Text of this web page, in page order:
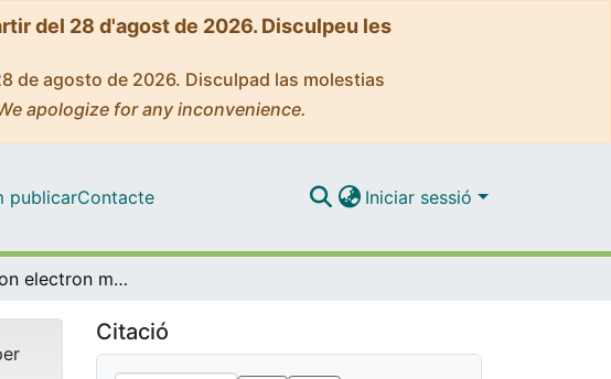
del 28 d'agost de 2026. Disculpeu les
de agosto de 2026. Disculpad las molestias
apologize for any inconvenience.
publicarContacte Iniciar sessió
Transmission electron microscopy in cell biology: sample preparation techniques and image information
Citació